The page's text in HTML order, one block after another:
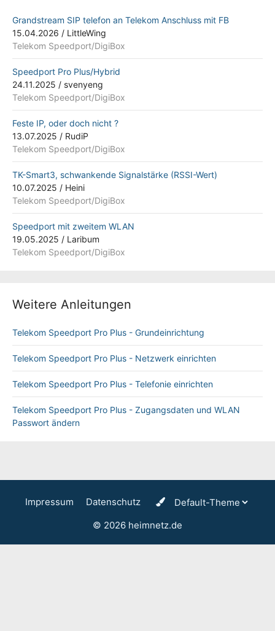
Grandstream SIP telefon an Telekom Anschluss mit FB
15.04.2026 / LittleWing
Telekom Speedport/DigiBox
Speedport Pro Plus/Hybrid
24.11.2025 / svenyeng
Telekom Speedport/DigiBox
Feste IP, oder doch nicht ?
13.07.2025 / RudiP
Telekom Speedport/DigiBox
TK-Smart3, schwankende Signalstärke (RSSI-Wert)
10.07.2025 / Heini
Telekom Speedport/DigiBox
Speedport mit zweitem WLAN
19.05.2025 / Laribum
Telekom Speedport/DigiBox
Weitere Anleitungen
Telekom Speedport Pro Plus - Grundeinrichtung
Telekom Speedport Pro Plus - Netzwerk einrichten
Telekom Speedport Pro Plus - Telefonie einrichten
Telekom Speedport Pro Plus - Zugangsdaten und WLAN
Passwort ändern
Impressum
Datenschutz
© 2026 heimnetz.de